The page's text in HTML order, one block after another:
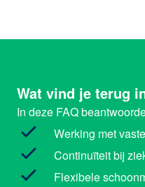
Wat vind je terug
In deze FAQ
Werking met
Continuïteit bij
Flexibele